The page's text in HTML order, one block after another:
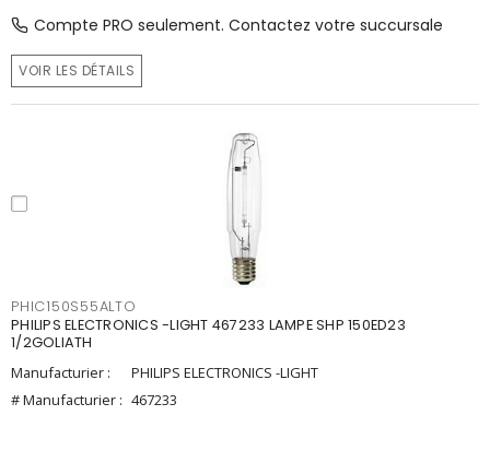
Compte PRO seulement. Contactez votre succursale
VOIR LES DÉTAILS
PHIC150S55ALTO
PHILIPS ELECTRONICS -LIGHT 467233 LAMPE SHP 150ED23
1/2GOLIATH
Manufacturier :
PHILIPS ELECTRONICS -LIGHT
# Manufacturier : 467233